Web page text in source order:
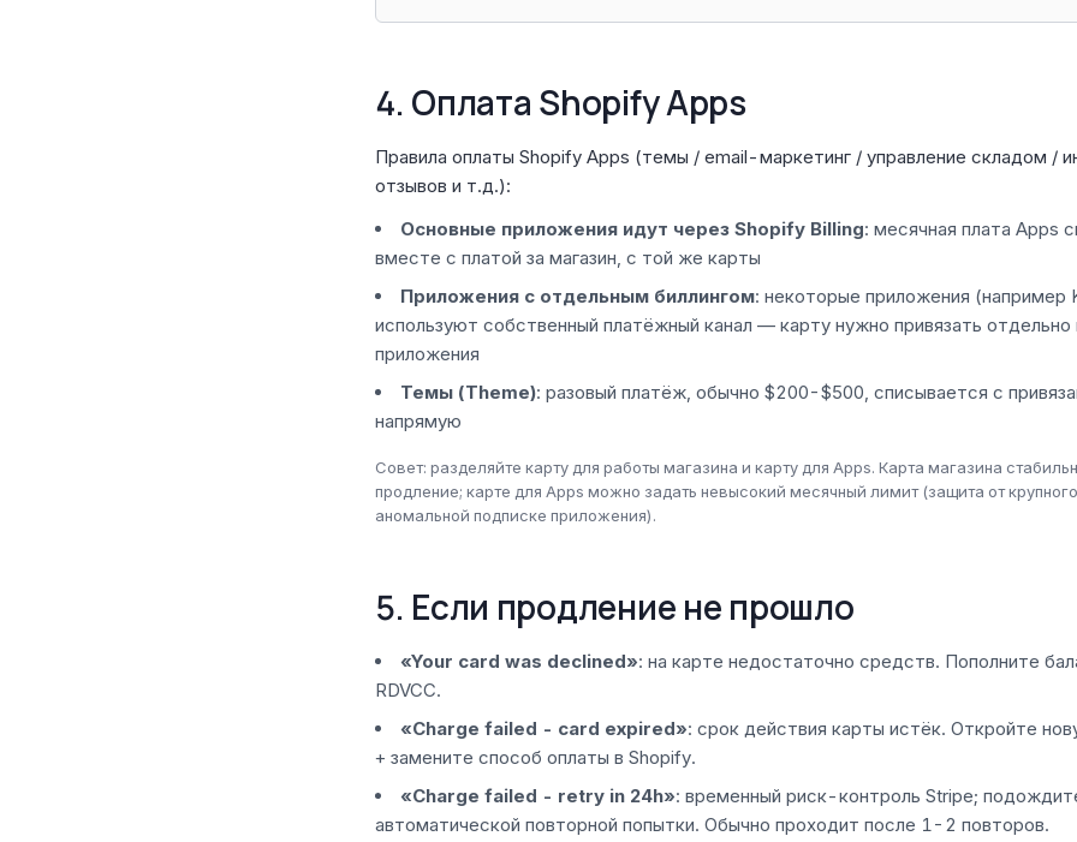
4. Оплата Shopify Apps
Правила оплаты Shopify Apps (темы / email-маркетинг / управление складом /
отзывов и т.д.):
Основные приложения идут через Shopify Billing: месячная плата Apps
вместе с платой за магазин, с той же карты
Приложения с отдельным биллингом: некоторые приложения (например
используют собственный платёжный канал — карту нужно привязать отдельно
приложения
Темы (Theme): разовый платёж, обычно $200-$500, списывается с
напрямую
Совет: разделяйте карту для работы магазина и карту для Apps. Карта магазина
продление; карте для Apps можно задать невысокий месячный лимит (защита от
аномальной подписке приложения).
5. Если продление не прошло
«Your card was declined»: на карте недостаточно средств. Пополните
RDVCC.
«Charge failed - card expired»: срок действия карты истёк. Откройте
+ замените способ оплаты в Shopify.
«Charge failed - retry in 24h»: временный риск-контроль Stripe;
автоматической повторной попытки. Обычно проходит после 1-2 повторов.